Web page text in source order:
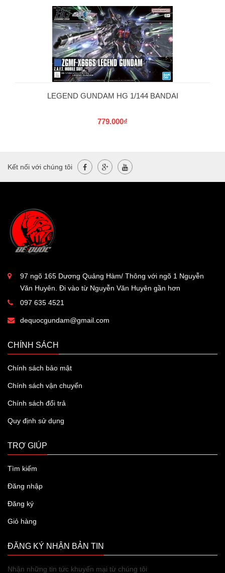
LEGEND GUNDAM HG 1/144 BANDAI
779.000₫
Kết nối với chúng tôi
97 ngõ 165 Dương Quảng Hàm/ Thông với ngõ 1 Nguyễn
Văn Huyên. Đi vào từ Nguyễn Văn Huyên gần hơn
097 635 4521
dequocgundam@gmail.com
CHÍNH SÁCH
Chính sách bảo mật
Chính sách vận chuyển
Chính sách đổi trả
Quy định sử dụng
TRỢ GIÚP
Tìm kiếm
Đăng nhập
Đăng ký
Giỏ hàng
ĐĂNG KÝ NHẬN BẢN TIN
Nhận những tin tức khuyến mại từ chúng tôi